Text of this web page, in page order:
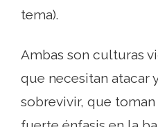
tema).
Ambas son culturas
que necesitan atacar
sobrevivir, que